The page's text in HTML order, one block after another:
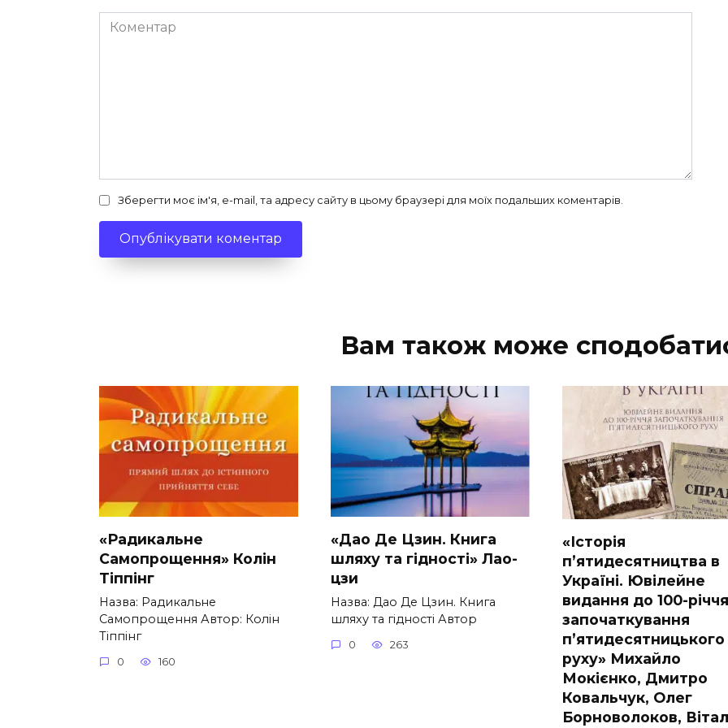
Коментар
Зберегти моє ім'я, e-mail, та адресу сайту в цьому браузері для моїх подальших коментарів.
Вам також може
«Радикальне
Самопрощення» Колін
Тіппінг
Назва: Радикальне
Самопрощення Автор: Колін
Тіппінг
0 160
«Дао Де Цзин. Книга
шляху та гідності» Лао-
цзи
Назва: Дао Де Цзин. Книга
шляху та гідності Автор
0 263
«Історія
п’ятидесятництва в
Україні. Ювілейне
видання до 100-річчя
започаткування
п’ятидесятницького
руху» Михайло
Мокієнко, Дмитро
Ковальчук, Олег
Борноволоков,